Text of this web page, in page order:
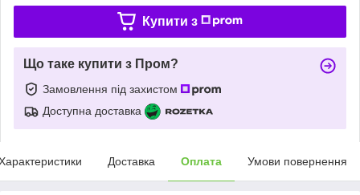
Купити з
Що таке купити з Пром?
Замовлення під захистом
Доступна доставка
Доставка Оплата Умови повернення